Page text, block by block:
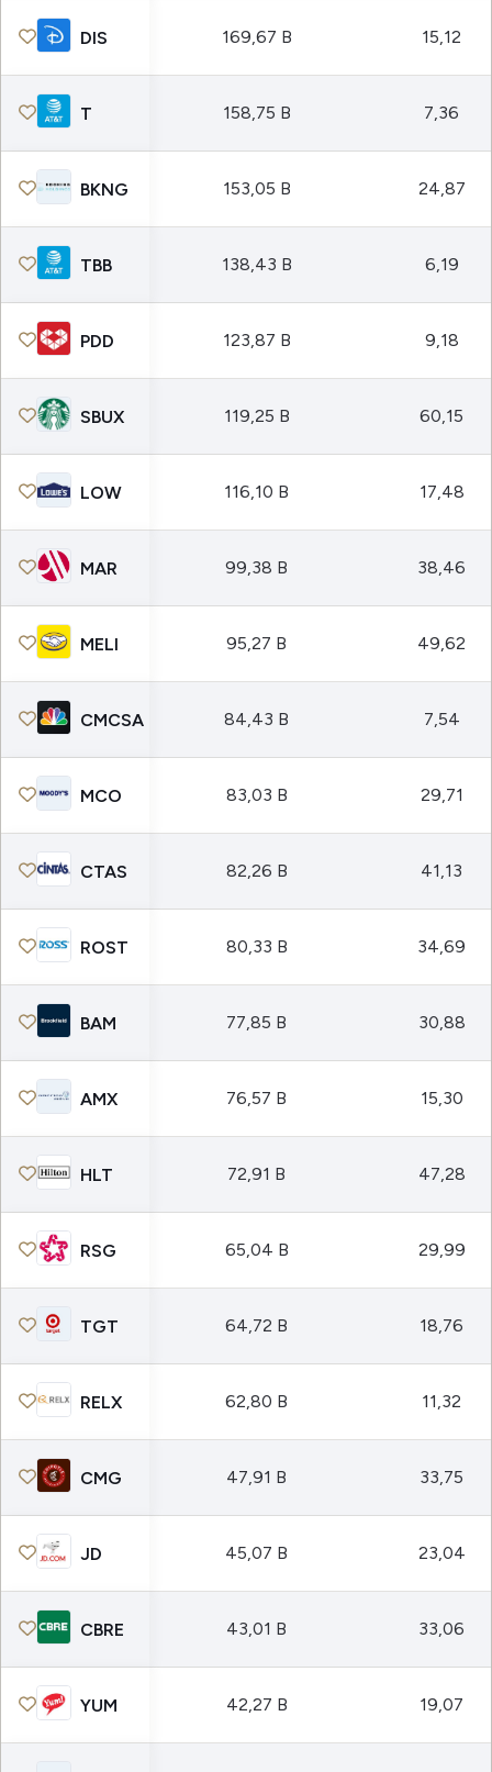
DIS 169,67 B 15,12
T 158,75 B 7,36
BKNG 153,05 B 24,87
TBB 138,43 B 6,19
PDD 123,87 B 9,18
SBUX 119,25 B 60,15
LOW 116,10 B 17,48
MAR 99,38 B 38,46
MELI 95,27 B 49,62
CMCSA 84,43 B 7,54
MCO 83,03 B 29,71
CTAS 82,26 B 41,13
ROST 80,33 B 34,69
BAM 77,85 B 30,88
AMX 76,57 B 15,30
HLT 72,91 B 47,28
RSG 65,04 B 29,99
TGT 64,72 B 18,76
RELX 62,80 B 11,32
CMG 47,91 B 33,75
JD 45,07 B 23,04
CBRE 43,01 B 33,06
YUM 42,27 B 19,07